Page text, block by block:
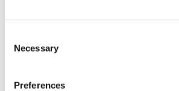
Selection
Necessary
Preferences